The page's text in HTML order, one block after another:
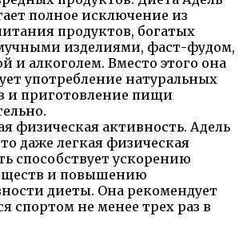
полное исключение из
продуктов, богатых
изделиями, фаст-фудом,
и алкоголем. Вместо этого она
употребление натуральных
и приготовление пищи
физическая активность. Адель
даже легкая физическая
способствует ускорению
и повышению
диеты. Она рекомендует
спортом не менее трех раз в